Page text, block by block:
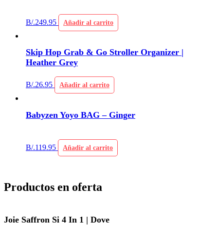
B/.249.95 Añadir al carrito
Skip Hop Grab & Go Stroller Organizer |
Heather Grey
B/.26.95 Añadir al carrito
Babyzen Yoyo BAG – Ginger
B/.119.95 Añadir al carrito
Productos en oferta
Joie Saffron Si 4 In 1 | Dove